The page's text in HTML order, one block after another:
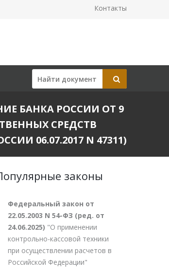
Контакты
БАНКА РОССИИ ОТ 9
СРЕДСТВ
06.07.2017 N 47311)
законы
Федеральный закон от
22.05.2003 N 54-ФЗ (ред. от
24.06.2025) "О применении
контрольно-кассовой техники
при осуществлении расчетов в
Российской Федерации"